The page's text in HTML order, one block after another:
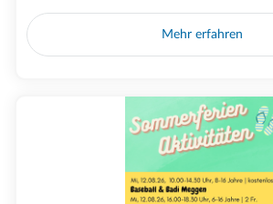
Mehr erfahren